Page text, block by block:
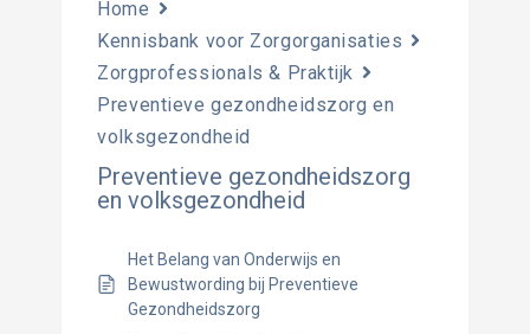
Home
Kennisbank voor Zorgorganisaties
Zorgprofessionals & Praktijk
Preventieve gezondheidszorg en
volksgezondheid
Preventieve gezondheidszorg
en volksgezondheid
Het Belang van Onderwijs en
Bewustwording bij Preventieve
Gezondheidszorg